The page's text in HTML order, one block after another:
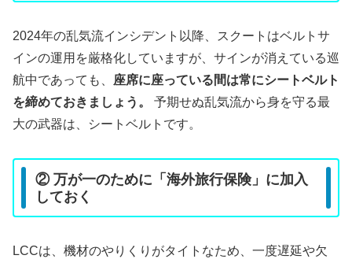
2024年の乱気流インシデント以降、スクートはベルトサ
インの運用を厳格化していますが、サインが消えている巡
航中であっても、 座席に座っている間は常にシートベルト
を締めておきましょう。
予期せぬ乱気流から身を守る最
大の武器は、シートベルトです。
② 万が一のために「海外旅行保険」に加入
しておく
LCCは、機材のやりくりがタイトなため、一度遅延や欠